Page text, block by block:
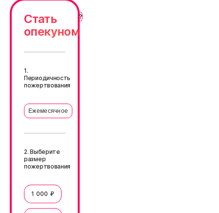
Стать
опекуном
1.
Периодичность
пожертвования
Ежемесячное
2. Выберите
размер
пожертвования
1 000 ₽